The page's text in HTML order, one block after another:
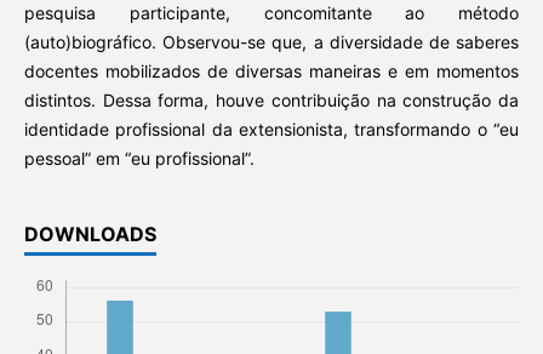
pesquisa participante, concomitante ao método
(auto)biográfico. Observou-se que, a diversidade de saberes
docentes mobilizados de diversas maneiras e em momentos
distintos. Dessa forma, houve contribuição na construção da
identidade profissional da extensionista, transformando o “eu
pessoal” em “eu profissional”.
DOWNLOADS